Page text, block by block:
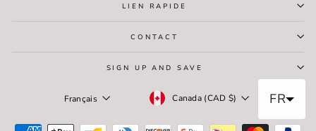
LIEN RAPIDE
CONTACT
SIGN UP AND SAVE
Langue
Français DeviseCanada (CAD $) FR